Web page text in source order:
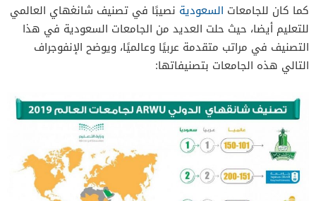
كما كان للجامعات السعودية نصيبًا في تصنيف شانغهاي العالمي
للتعليم أيضا، حيث حلت العديد من الجامعات السعودية في هذا
التصنيف في مراتب متقدمة عربيًا وعالميًا، ويوضح الإنفوجراف
التالي هذه الجامعات بتصنيفاتها: